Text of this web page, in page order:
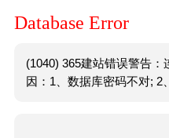
Database Error
(1040) 365建站错误警告
因：1、数据库密码不对; 2